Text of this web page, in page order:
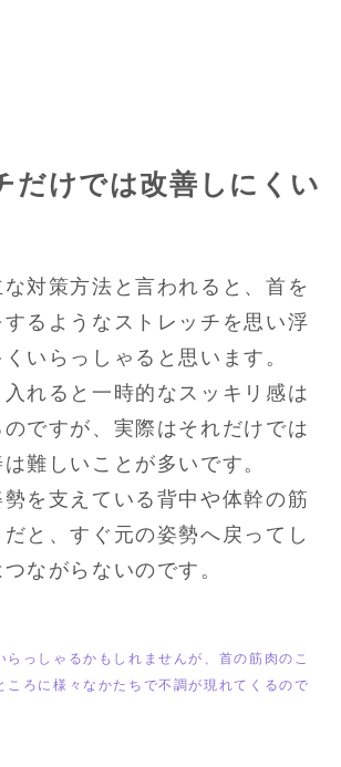
だけでは改善しにくい
対策方法と言われると、首を
るようなストレッチを思い浮
いらっしゃると思います。
れると一時的なスッキリ感は
のですが、実際はそれだけでは
難しいことが多いです。
を支えている背中や体幹の筋
と、すぐ元の姿勢へ戻ってし
ながらないのです。
っしゃるかもしれませんが、首の筋肉のこ
ころに様々なかたちで不調が現れてくるので